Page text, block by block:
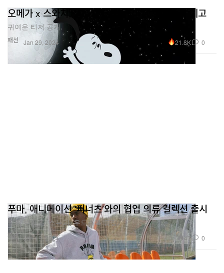
패션
오메가 x 스와치, 문스와치 ‘스누피’ 에디션 출시 예고
귀여운 티저 공개.
Jan 29, 2024 21.8K 0
패션
푸마, 애니메이션 ‘피너츠’와의 협업 의류 컬렉션 출시
찰리 브라운, 스누피, 우드스톡 등장.
Jan 19, 2021 47 0